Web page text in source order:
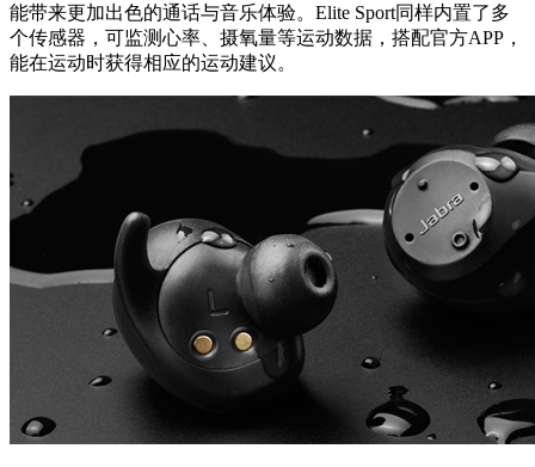
能带来更加出色的通话与音乐体验。Elite Sport同样内置了多
个传感器，可监测心率、摄氧量等运动数据，搭配官方APP，
能在运动时获得相应的运动建议。